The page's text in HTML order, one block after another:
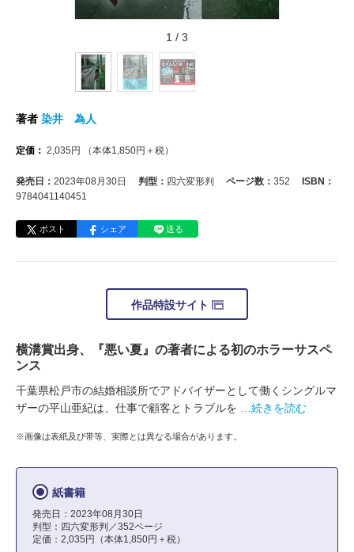
1 / 3
著者 染井 為人
定価： 2,035 円 （本体1,850円＋税）
発売日： 2023年08月30日 判型： 四六変形判 ページ数： 352
ISBN：
9784041140451
ポスト シェア 送る
作品特設サイト
横溝賞出身、『悪い夏』の著者による初のホラーサスペ
ンス
千葉県松戸市の結婚相談所でアドバイザーとして働くシングルマ
ザーの平山亜紀は、仕事で顧客とトラブルを
…続きを読む
※画像は表紙及び帯等、実際とは異なる場合があります。
紙書籍
発売日：2023年08月30日
判型：四六変形判／352ページ
定価：2,035円（本体1,850円＋税）